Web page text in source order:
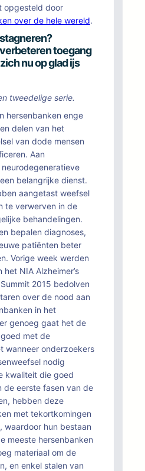
opgesteld door
over de hele wereld.
toegang
nu op glad ijs
tweedelige serie.
hersenbanken enge
delen van het
van dode mensen
Aan
belangrijke dienst.
aangetast weefsel
te verwerven in de
behandelingen.
bepalen diagnoses,
patiënten beter
Vorige week werden
NIA Alzheimer’s
2015 bedolven
over de nood aan
in het
genoeg gaat het de
met de
wanneer onderzoekers
nodig
kwaliteit die goed
de eerste fasen van de
hebben deze
met tekortkomingen
waardoor hun bestaan
meeste hersenbanken
materiaal om de
en enkel stalen van